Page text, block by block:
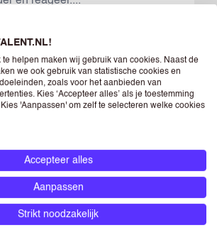
flexibele diensten en
In Nijmegen werk je in de
een professionele carwash, met
collega’s en goede secundaire
helpen maken wij gebruik van cookies. Naast de
we ook gebruik van statistische cookies en
zoals voor het aanbieden van
Kies ‘Accepteer alles’ als je toestemming
'Aanpassen' om zelf te selecteren welke cookies
Accepteer alles
Aanpassen
Strikt noodzakelijk